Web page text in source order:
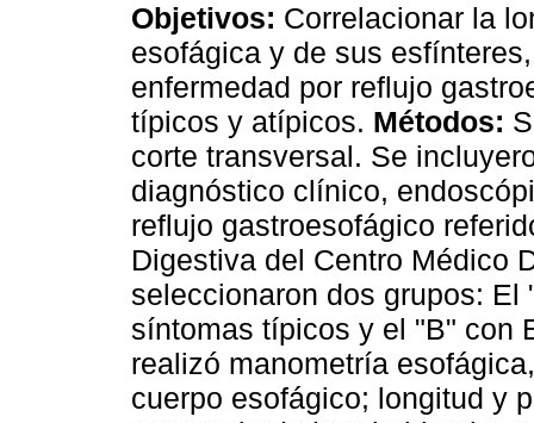
Objetivos: Correlacionar la
esofágica y de sus
enfermedad por reflujo
típicos y atípicos. Métodos:
corte transversal. Se
diagnóstico clínico,
reflujo gastroesofágico
Digestiva del Centro Médico
seleccionaron dos grupos:
síntomas típicos y el "B" con
realizó manometría
cuerpo esofágico; longitud y